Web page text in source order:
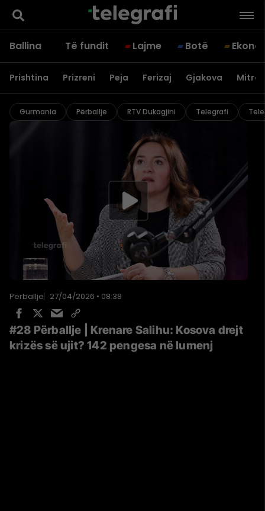
Ballina Të fundit Lajme Botë
Prishtina Prizreni Peja Ferizaj Gjakova
Gurmania Përballje RTV Dukagjini Telegrafi
Përballje 27/04/2026 • 08:38
#28 Përballje | Krenare Salihu: Kosova drejt
krizës së ujit? 142 pengesa në lumenj